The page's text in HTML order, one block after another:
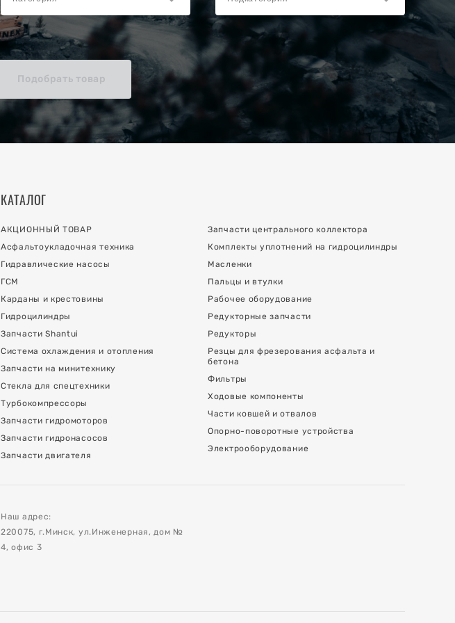
Подобрать товар
КАТАЛОГ
АКЦИОННЫЙ ТОВАР
Асфальтоукладочная техника
Гидравлические насосы
ГСМ
Карданы и крестовины
Гидроцилиндры
Запчасти Shantui
Система охлаждения и отопления
Запчасти на минитехнику
Стекла для спецтехники
Турбокомпрессоры
Запчасти гидромоторов
Запчасти гидронасосов
Запчасти двигателя
Запчасти центрального коллектора
Комплекты уплотнений на гидроцилиндры
Масленки
Пальцы и втулки
Рабочее оборудование
Редукторные запчасти
Редукторы
Резцы для фрезерования асфальта и
бетона
Фильтры
Ходовые компоненты
Части ковшей и отвалов
Опорно-поворотные устройства
Электрооборудование
Наш адрес:
220075, г.Минск, ул.Инженерная, дом №
4, офис 3